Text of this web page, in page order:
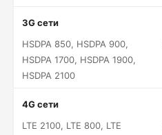
3G сети
HSDPA 850, HSDPA 900,
HSDPA 1700, HSDPA 1900,
HSDPA 2100
4G сети
LTE 2100, LTE 800, LTE